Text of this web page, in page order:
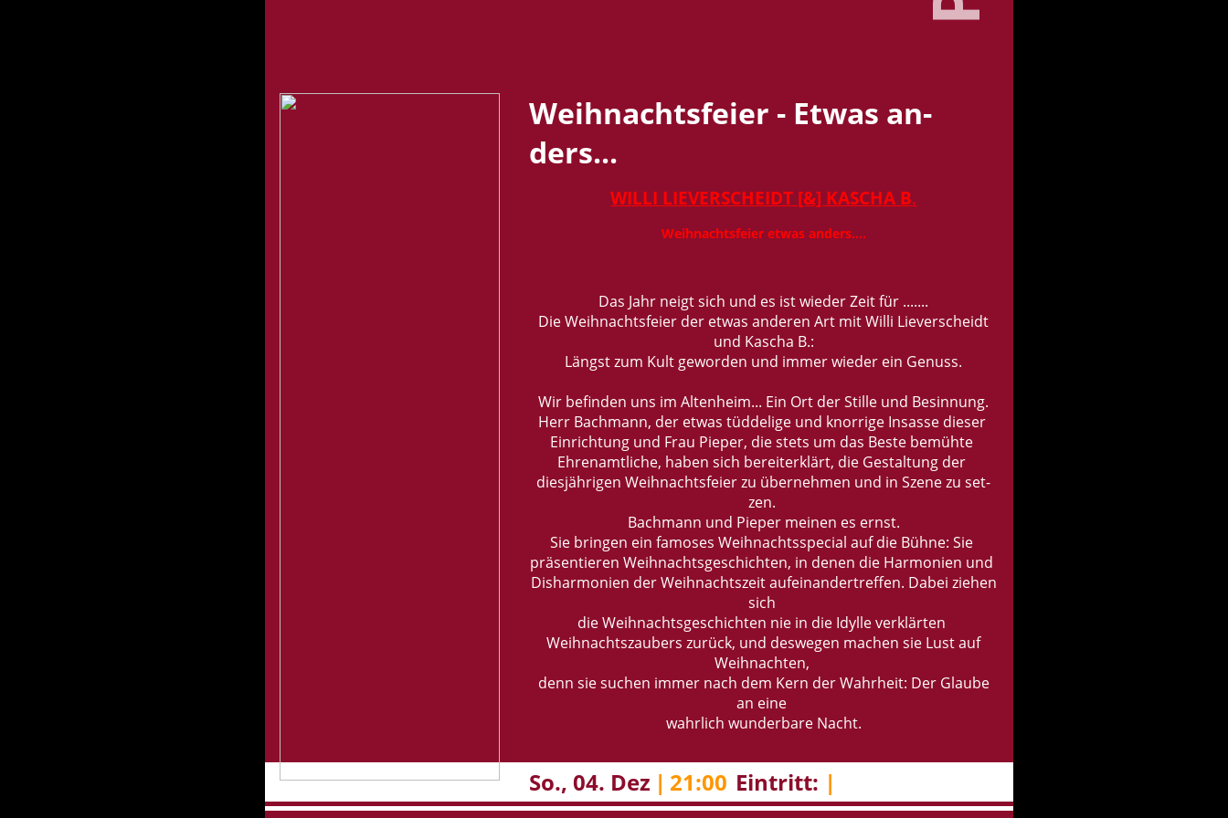
Weih­nachts­fei­er - Etwas an­
ders...
WILLI LIE­VER­SCHEIDT [&] KA­SCHA B.
Weih­nachts­fei­er etwas an­ders....
Das Jahr neigt sich und es ist wie­der Zeit für .......
Die Weih­nachts­fei­er der etwas an­de­ren Art mit Willi Lie­ver­scheidt
und Ka­scha B.:
Längst zum Kult ge­wor­den und immer wie­der ein Ge­nuss.
Wir be­fin­den uns im Al­ten­heim... Ein Ort der Stil­le und Be­sin­nung.
Herr Bach­mann, der etwas tüd­de­li­ge und knor­ri­ge In­sas­se die­ser
Ein­rich­tung und Frau Pie­per, die stets um das Beste be­müh­te
Eh­ren­amt­li­che, haben sich be­reit­er­klärt, die Ge­stal­tung der
dies­jäh­ri­gen Weih­nachts­fei­er zu über­neh­men und in Szene zu set­
zen.
Bach­mann und Pie­per mei­nen es ernst.
Sie brin­gen ein fa­mo­ses Weih­nachts­spe­cial auf die Bühne: Sie
prä­sen­tie­ren Weih­nachts­ge­schich­ten, in denen die Har­mo­ni­en und
Dis­har­mo­ni­en der Weih­nachts­zeit auf­ein­an­der­tref­fen. Dabei zie­hen
sich
die Weih­nachts­ge­schich­ten nie in die Idyl­le ver­klär­ten
Weih­nachts­zau­bers zu­rück, und des­we­gen ma­chen sie Lust auf
Weih­nach­ten,
denn sie su­chen immer nach dem Kern der Wahr­heit: Der Glau­be
an eine
wahr­lich wun­der­ba­re Nacht.
So., 04. Dez | 21:00 Ein­tritt: |